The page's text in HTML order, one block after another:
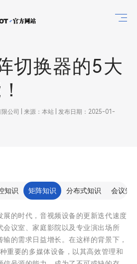
切换器的5大
公司 | 来源：本站 | 发布日期：2025-01-
知识 矩阵知识 分布式知识 会议知
展的时代，音视频设备的更新迭代速度
会议室、家庭影院以及专业演出场所
的需求日益增长。在这样的背景下，
重要的多媒体设备，以其高效管理和